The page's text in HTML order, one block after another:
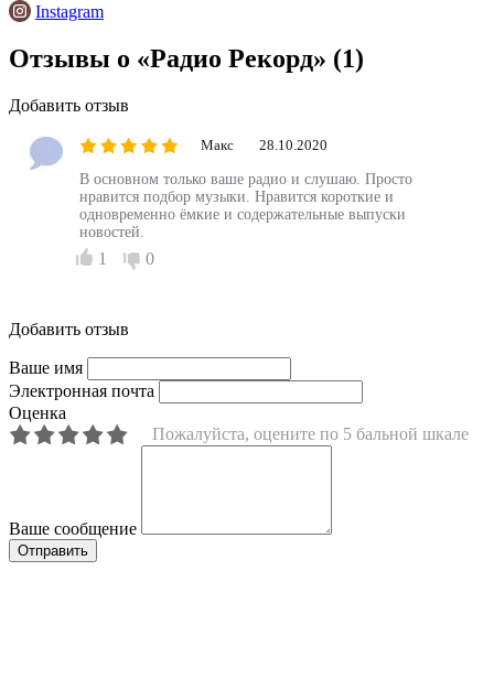
Instagram
Отзывы о «Радио Рекорд» (1)
Добавить отзыв
Макс 28.10.2020
В основном только ваше радио и слушаю. Просто
нравится подбор музыки. Нравится короткие и
одновременно ёмкие и содержательные выпуски
новостей.
1 0
Добавить отзыв
Ваше имя
Электронная почта
Оценка
Пожалуйста, оцените по 5 бальной шкале
Ваше сообщение